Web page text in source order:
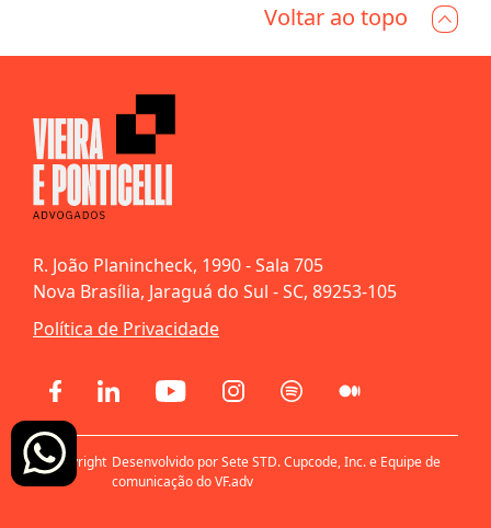
Voltar ao topo
R. João Planincheck, 1990 - Sala 705
Nova Brasília, Jaraguá do Sul - SC, 89253-105
Política de Privacidade
© Copyright Desenvolvido por Sete STD. Cupcode, Inc. e Equipe de
comunicação do VF.adv